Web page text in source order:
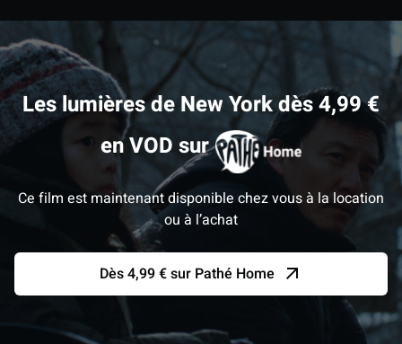
Les lumières de New York dès 4,99 €
en VOD sur
Ce film est maintenant disponible chez vous à la location
ou à l’achat
Dès 4,99 € sur Pathé Home